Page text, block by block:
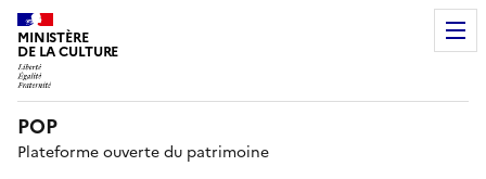
MINISTÈRE
DE LA CULTURE
POP
Plateforme ouverte du patrimoine